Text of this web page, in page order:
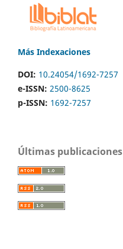
Más Indexaciones
DOI: 10.24054/1692-7257
e-ISSN: 2500-8625
p-ISSN: 1692-7257
Últimas publicaciones